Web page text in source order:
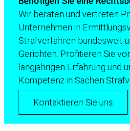
Wir beraten und vertreten
Unternehmen in
Strafverfahren bundesweit
Gerichten. Profitieren Sie
langjährigen Erfahrung und
Kompetenz in Sachen
Kontaktieren Sie uns